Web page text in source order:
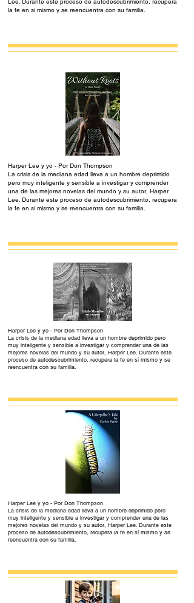
la fe en sí mismo y se reencuentra con su familia.
Harper Lee y yo - Por Don Thompson
La crisis de la mediana edad lleva a un hombre deprimido
pero muy inteligente y sensible a investigar y comprender
una de las mejores novelas del mundo y su autor, Harper
Lee. Durante este proceso de autodescubrimiento, recupera
la fe en sí mismo y se reencuentra con su familia.
Harper Lee y yo - Por Don Thompson
La crisis de la mediana edad lleva a un hombre deprimido pero
muy inteligente y sensible a investigar y comprender una de las
mejores novelas del mundo y su autor, Harper Lee. Durante este
proceso de autodescubrimiento, recupera la fe en sí mismo y se
reencuentra con su familia.
Harper Lee y yo - Por Don Thompson
La crisis de la mediana edad lleva a un hombre deprimido pero
muy inteligente y sensible a investigar y comprender una de las
mejores novelas del mundo y su autor, Harper Lee. Durante este
proceso de autodescubrimiento, recupera la fe en sí mismo y se
reencuentra con su familia.